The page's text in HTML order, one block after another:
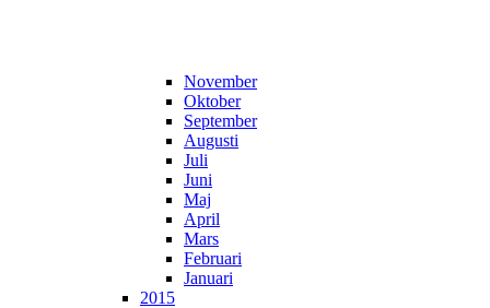
November
Oktober
September
Augusti
Juli
Juni
Maj
April
Mars
Februari
Januari
2015